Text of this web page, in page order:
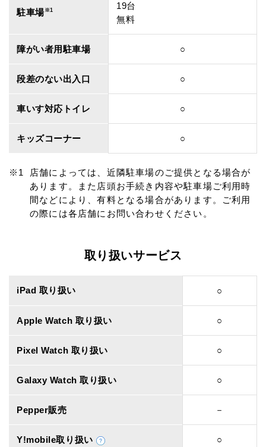
駐車場※1
19台
無料
障がい者用駐車場 ○
段差のない出入口 ○
車いす対応トイレ ○
キッズコーナー ○
店舗によっては、近隣駐車場のご提供となる場合が
あります。また店頭お手続き内容や駐車場ご利用時
間などにより、有料となる場合があります。ご利用
の際には各店舗にお問い合わせください。
取り扱いサービス
iPad 取り扱い ○
Apple Watch 取り扱い ○
Pixel Watch 取り扱い ○
Galaxy Watch 取り扱い ○
Pepper販売 －
Y!mobile取り扱い ○